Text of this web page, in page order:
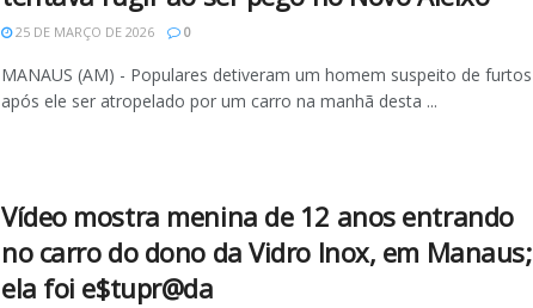
25 DE MARÇO DE 2026 0
MANAUS (AM) - Populares detiveram um homem suspeito de furtos
após ele ser atropelado por um carro na manhã desta ...
Vídeo mostra menina de 12 anos entrando
no carro do dono da Vidro Inox, em Manaus;
ela foi e$tupr@da